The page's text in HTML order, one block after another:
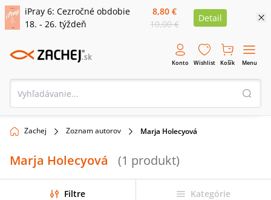
iPray 6: Cezročné obdobie
18. - 26. týždeň
8,80 €
10,00 €
Detail
Konto Wishlist Košík Menu
Zachej Zoznam autorov Marja Holecyová
Marja Holecyová (1 produkt)
Filtre Kategórie